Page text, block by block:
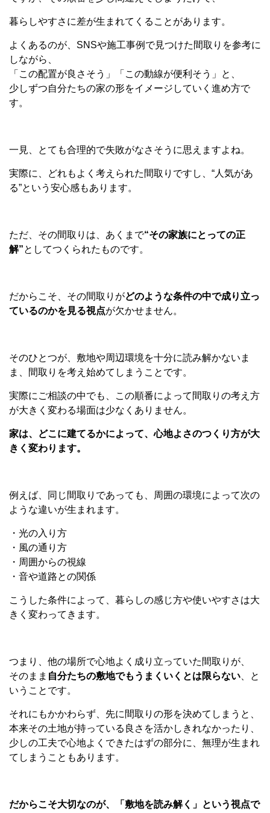
暮らしやすさに差が生まれてくることがあります。
よくあるのが、 SNSや施工事例で見つけた間取りを参考に
しながら、
「この配置が良さそう」「この動線が便利そう」と、
少しずつ自分たちの家の形をイメージしていく進め方で
す。
一見、とても合理的で失敗がなさそうに思えますよね。
実際に、どれもよく考えられた間取りですし、 “人気があ
る”という安心感もあります。
ただ、その間取りは、あくまで“その家族にとっての正
解”としてつくられたものです。
だからこそ、その間取りがどのような条件の中で成り立っ
ているのかを見る視点が欠かせません。
そのひとつが、敷地や周辺環境を十分に読み解かないま
ま、間取りを考え始めてしまうことです。
実際にご相談の中でも、この順番によって間取りの考え方
が大きく変わる場面は少なくありません。
家は、どこに建てるかによって、心地よさのつくり方が大
きく変わります。
例えば、同じ間取りであっても、周囲の環境によって次の
ような違いが生まれます。
・光の入り方
・風の通り方
・周囲からの視線
・音や道路との関係
こうした条件によって、暮らしの感じ方や使いやすさは大
きく変わってきます。
つまり、他の場所で心地よく成り立っていた間取りが、
そのまま 自分たちの敷地でもうまくいくとは限らない 、と
いうことです。
それにもかかわらず、先に間取りの形を決めてしまうと、
本来その土地が持っている良さを活かしきれなかったり、
少しの工夫で心地よくできたはずの部分に、無理が生まれ
てしまうこともあります。
だからこそ大切なのが、「敷地を読み解く」という視点で